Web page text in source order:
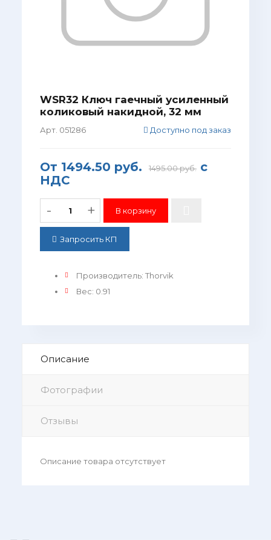
WSR32 Ключ гаечный усиленный
коликовый накидной, 32 мм
Арт. 051286 Доступно под заказ
От 1494.50 руб. 1495.00 руб.с
НДС
- +
Запросить КП
Производитель: Thorvik
Вес: 0.91
Описание
Фотографии
Отзывы
Описание товара отсутствует